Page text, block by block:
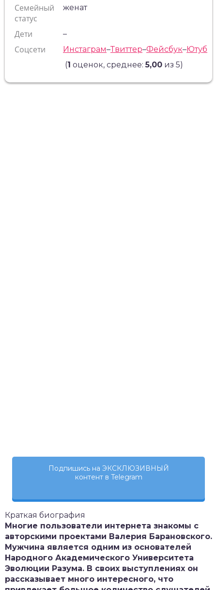
Семейный
статус
женат
Дети –
Соцсети Инстаграм–Твиттер–Фейсбук–Ютуб
(1 оценок, среднее:5,00 из 5)
Подпишись на ЭКСКЛЮЗИВНЫЙ
контент в Telegram
Краткая биография
Многие пользователи интернета знакомы с
авторскими проектами Валерия Барановского.
Мужчина является одним из основателей
Народного Академического Университета
Эволюции Разума. В своих выступлениях он
рассказывает много интересного, что